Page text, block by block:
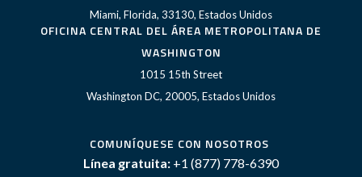
Miami, Florida, 33130, Estados Unidos
OFICINA CENTRAL DEL ÁREA METROPOLITANA DE
WASHINGTON
1015 15th Street
Washington DC, 20005, Estados Unidos
COMUNÍQUESE CON NOSOTROS
Línea gratuita: +1 (877) 778-6390